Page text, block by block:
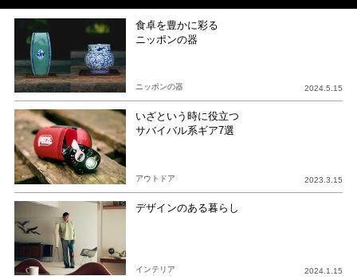
食卓を豊かに彩る
ニッポンの器
ニッポンの器 2024.5.15
いざという時に役立つ
サバイバル系ギア7選
アウトドア 2023.3.15
デザインのある暮らし
インテリア 2024.1.15